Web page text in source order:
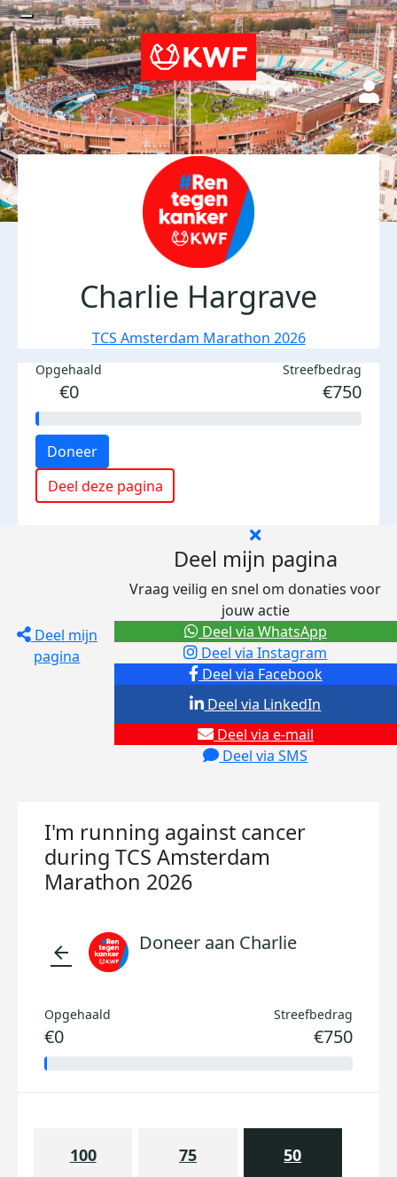
Charlie Hargrave
TCS Amsterdam Marathon 2026
Opgehaald
€0
Streefbedrag
€750
Doneer
Deel deze pagina
Deel mijn
pagina
Deel mijn pagina
Vraag veilig en snel om donaties voor
jouw actie
Deel via Facebook
Deel via Instagram
Deel via e-mail
Deel via SMS
Deel via LinkedIn
Deel via WhatsApp
I'm running against cancer
during TCS Amsterdam
Marathon 2026
arrow_back Doneer aan Charlie
Opgehaald
€0
Streefbedrag
€750
100 75 50